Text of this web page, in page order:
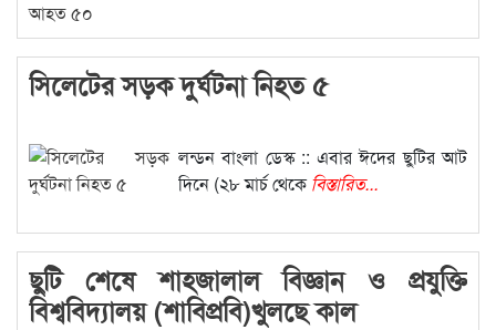
সিলেটের সড়ক দুর্ঘটনা নিহত ৫
লন্ডন বাংলা ডেস্ক :: এবার ঈদের ছুটির আট
দিনে (২৮ মার্চ থেকেবিস্তারিত...
ছুটি শেষে শাহজালাল বিজ্ঞান ও প্রযুক্তি
বিশ্ববিদ্যালয় (শাবিপ্রবি)খুলছে কাল